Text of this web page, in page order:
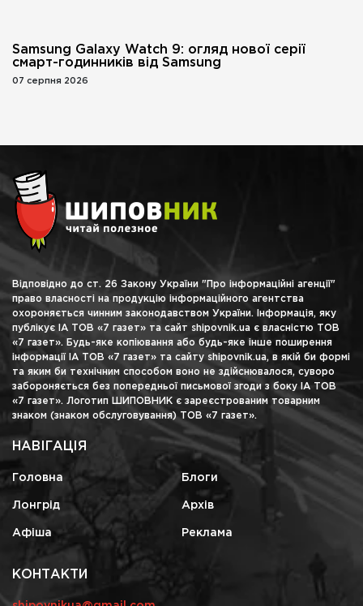
Samsung Galaxy Watch 9: огляд нової серії
смарт-годинників від Samsung
07 серпня 2026
Відповідно до ст. 26 Закону України "Про інформаційні агенції"
право власності на продукцію інформаційного агентства
охороняється чинним законодавством України. Інформація, яку
публікує ІА ТОВ «7 газет» та сайт shipovnik.ua є власністю ТОВ
«7 газет». Будь-яке копіювання або будь-яке інше поширення
інформації ІА ТОВ «7 газет» та сайту shipovnik.ua, в якій би формі
та яким би технічним способом воно не здійснювалося, суворо
забороняється без попередньої письмової згоди з боку ІА ТОВ
«7 газет». Логотип ШИПОВНИК є зареєстрованим товарним
знаком (знаком обслуговування) ТОВ «7 газет».
НАВІГАЦІЯ
Головна Блоги
Лонгрід Архів
Афіша Реклама
КОНТАКТИ